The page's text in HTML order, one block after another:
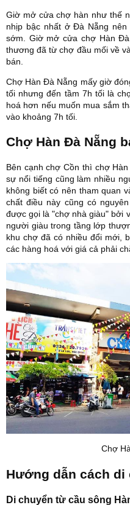
Giờ mở cửa chợ hàn như thế
nhịp bậc nhất ở Đà Nẵng nên
sớm. Giờ mở cửa chợ Hàn
thương đã từ chợ đầu mối về
bán.
Chợ Hàn Đà Nẵng mấy giờ
tối nhưng đến tầm 7h tối là
hoá hơn nếu muốn mua sắm
vào khoảng 7h tối.
Chợ Hàn Đà Nẵng
Bên cạnh chợ Cồn thì chợ
sự nổi tiếng cũng làm nhiều
không biết có nên tham quan
chất điều này cũng có
được gọi là "chợ nhà giàu" bởi
người giàu trong tầng lớp
khu chợ đã có nhiều đổi mới,
các hàng hoá với giá cả phải
Chợ
Hướng dẫn cách di
Di chuyển từ cầu sông